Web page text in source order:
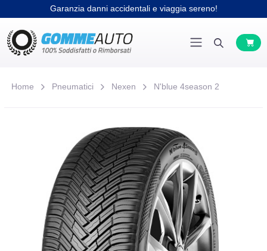
Garanzia danni accidentali e viaggia sereno!
Home Pneumatici Nexen N'blue 4season 2